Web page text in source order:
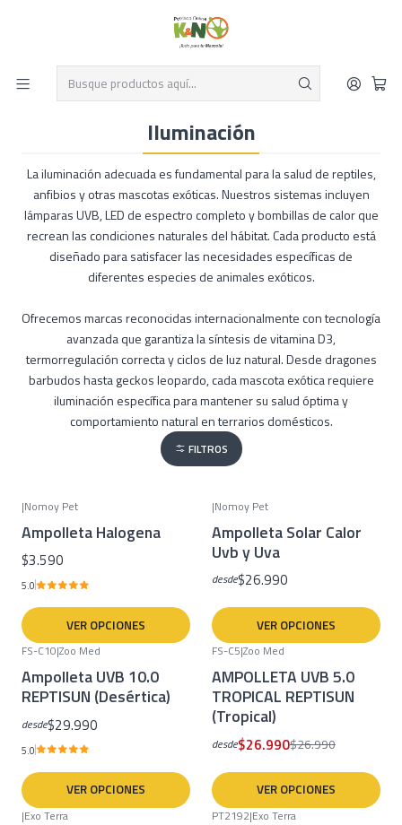
Despacho el mismo día y envío gratis por compras sobre $19.990
Leer más
Iluminación
La iluminación adecuada es fundamental para la salud de reptiles,
anfibios y otras mascotas exóticas. Nuestros sistemas incluyen
lámparas UVB, LED de espectro completo y bombillas de calor que
recrean las condiciones naturales del hábitat. Cada producto está
diseñado para satisfacer las necesidades específicas de
diferentes especies de animales exóticos.
Ofrecemos marcas reconocidas internacionalmente con tecnología
avanzada que garantiza la síntesis de vitamina D3,
termorregulación correcta y ciclos de luz natural. Desde dragones
barbudos hasta geckos leopardo, cada mascota exótica requiere
iluminación específica para mantener su salud óptima y
comportamiento natural en terrarios domésticos.
FILTROS
|Nomoy Pet
Ampolleta Halogena
$3.590
5.0
VER OPCIONES
|Nomoy Pet
Ampolleta Solar Calor
Uvb y Uva
desde$26.990
VER OPCIONES
FS-C10|Zoo Med
Ampolleta UVB 10.0
REPTISUN (Desértica)
desde$29.990
5.0
VER OPCIONES
FS-C5|Zoo Med
AMPOLLETA UVB 5.0
TROPICAL REPTISUN
(Tropical)
desde$26.990$26.990
VER OPCIONES
|Exo Terra PT2192|Exo Terra